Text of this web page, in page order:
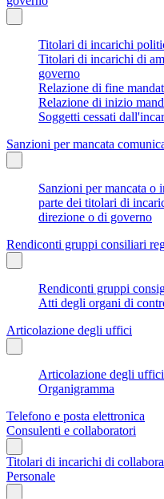
Titolari di incarichi
Titolari di incarichi di
governo
Relazione di fine
Relazione di inizio
Soggetti cessati
Sanzioni per mancata
Sanzioni per mancata o
parte dei titolari di
direzione o di governo
Rendiconti gruppi consiliari
Rendiconti gruppi
Atti degli organi di
Articolazione degli uffici
Articolazione degli uffici
Organigramma
Telefono e posta elettronica
Consulenti e collaboratori
Titolari di incarichi di
Personale